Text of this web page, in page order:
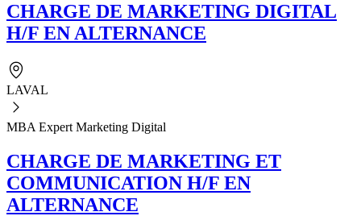
CHARGE DE MARKETING DIGITAL
H/F EN ALTERNANCE
LAVAL
MBA Expert Marketing Digital
CHARGE DE MARKETING ET
COMMUNICATION H/F EN
ALTERNANCE